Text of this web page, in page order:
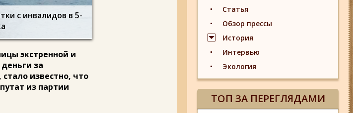
с инвалидов в 5-
экстренной и
за
известно, что
из партии
Статья
Обзор прессы
История
Интервью
Экология
ТОП ЗА ПЕРЕГЛЯДАМИ